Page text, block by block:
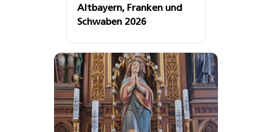
Altbayern, Franken und
Schwaben 2026